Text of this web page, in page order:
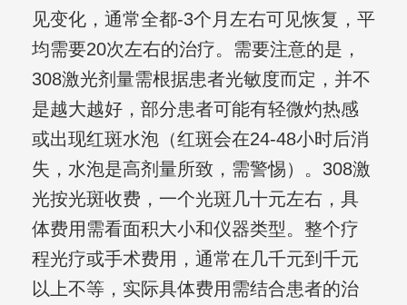
见变化，通常全都-3个月左右可见恢复，平
均需要20次左右的治疗。需要注意的是，
308激光剂量需根据患者光敏度而定，并不
是越大越好，部分患者可能有轻微灼热感
或出现红斑水泡（红斑会在24-48小时后消
失，水泡是高剂量所致，需警惕）。308激
光按光斑收费，一个光斑几十元左右，具
体费用需看面积大小和仪器类型。整个疗
程光疗或手术费用，通常在几千元到千元
以上不等，实际具体费用需结合患者的治